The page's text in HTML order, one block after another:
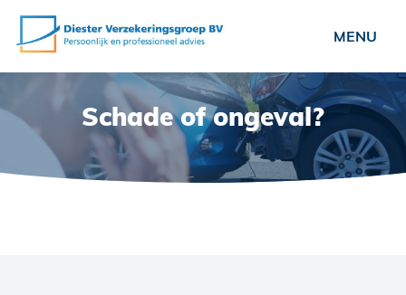
Ondernemers
Verenigingen
Schade of ongeval?